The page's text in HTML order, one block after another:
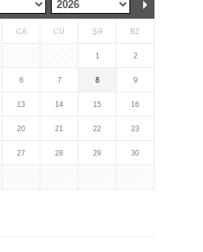
CA CÜ ŞƏ BZ
1 2
6 7 8 9
13 14 15 16
20 21 22 23
27 28 29 30